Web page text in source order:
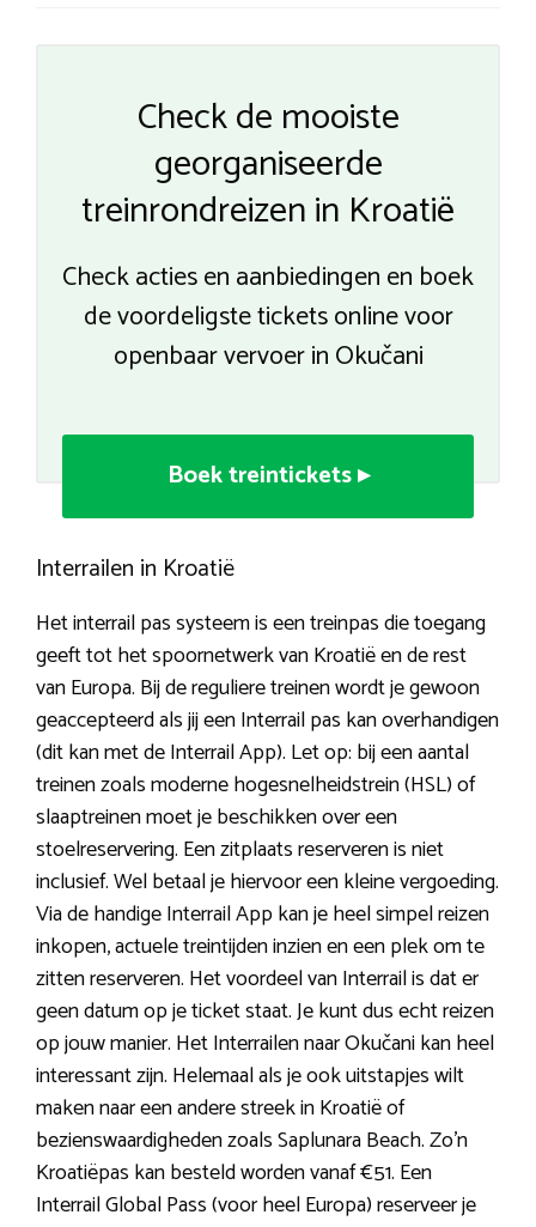
Check de mooiste
georganiseerde
treinrondreizen in Kroatië
Check acties en aanbiedingen en boek
de voordeligste tickets online voor
openbaar vervoer in Okučani
Boek treintickets ▸
Interrailen in Kroatië
Het interrail pas systeem is een treinpas die toegang
geeft tot het spoornetwerk van Kroatië en de rest
van Europa. Bij de reguliere treinen wordt je gewoon
geaccepteerd als jij een Interrail pas kan overhandigen
(dit kan met de Interrail App). Let op: bij een aantal
treinen zoals moderne hogesnelheidstrein (HSL) of
slaaptreinen moet je beschikken over een
stoelreservering. Een zitplaats reserveren is niet
inclusief. Wel betaal je hiervoor een kleine vergoeding.
Via de handige Interrail App kan je heel simpel reizen
inkopen, actuele treintijden inzien en een plek om te
zitten reserveren. Het voordeel van Interrail is dat er
geen datum op je ticket staat. Je kunt dus echt reizen
op jouw manier. Het Interrailen naar Okučani kan heel
interessant zijn. Helemaal als je ook uitstapjes wilt
maken naar een andere streek in Kroatië of
bezienswaardigheden zoals Saplunara Beach. Zo’n
Kroatiëpas kan besteld worden vanaf €51. Een
Interrail Global Pass (voor heel Europa) reserveer je